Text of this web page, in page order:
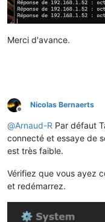
Merci d'avance.
Offline
Nicolas Bernaerts
@Arnaud-R Par défaut
connecté et essaye de
est très faible.
Vérifiez que vous ayez
et redémarrez.